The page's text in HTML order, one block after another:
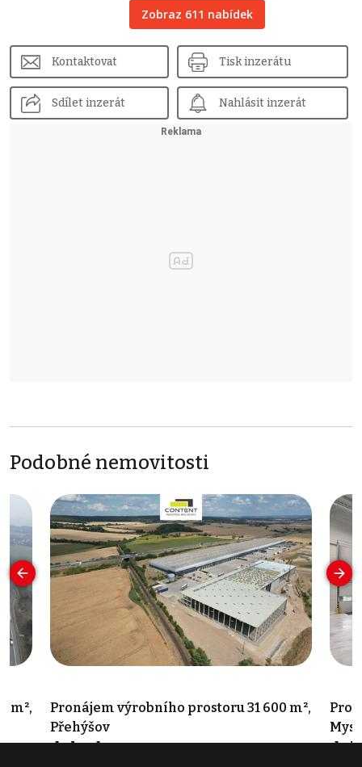
Zobraz 611 nabídek
Kontaktovat Tisk inzerátu
Sdílet inzerát Nahlásit inzerát
Podobné nemovitosti
m²,
Pronájem výrobního prostoru 31 600 m²,
Přehýšov
dohodou